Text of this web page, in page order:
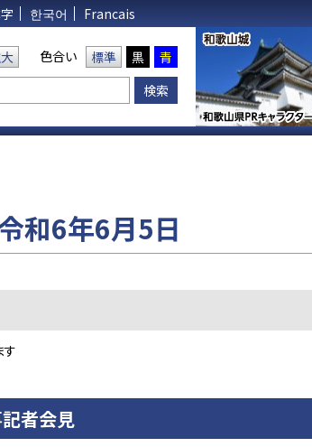
한국어 Francais
色合い 標準 黒 青
和6年6月5日
す
者会見